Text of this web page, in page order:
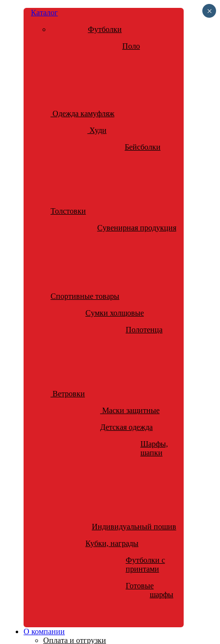
Каталог
Футболки
Поло
Одежда камуфляж
Худи
Бейсболки
Толстовки
Сувенирная продукция
Спортивные товары
Сумки холщовые
Полотенца
Ветровки
Маски защитные
Детская одежда
Шарфы,
шапки
Индивидуальный пошив
Кубки, награды
Футболки с
принтами
Готовые
шарфы
О компании
Оплата и отгрузки
×